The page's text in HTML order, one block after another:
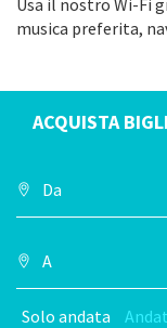
musica preferita,
ACQUISTA
Solo andata